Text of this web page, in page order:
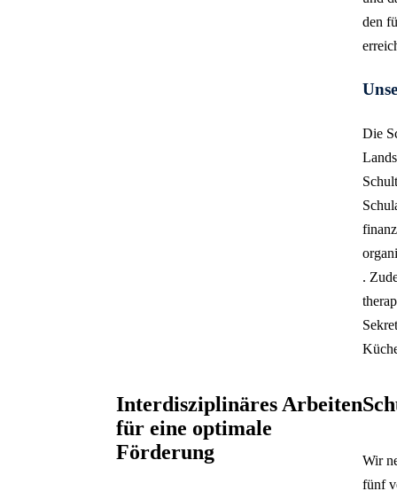
den
Die
.
Interdisziplinäres Arbeiten
für eine optimale
Förderung
Wir
fünf